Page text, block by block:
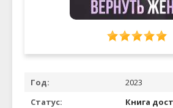
Год:
2023
Статус:
Книга